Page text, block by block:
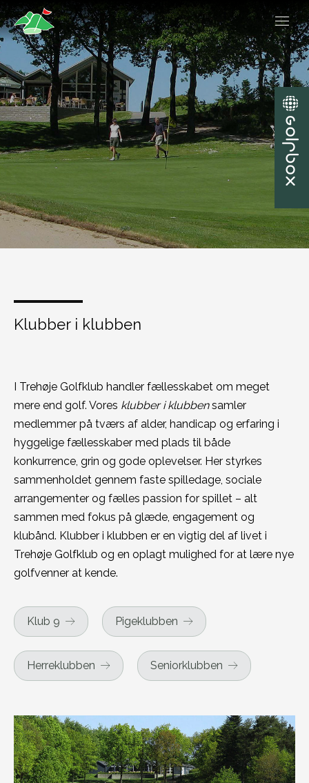
Klubber i klubben
I Trehøje Golfklub handler fællesskabet om meget
mere end golf. Vores klubber i klubbensamler
medlemmer på tværs af alder, handicap og erfaring i
hyggelige fællesskaber med plads til både
konkurrence, grin og gode oplevelser. Her styrkes
sammenholdet gennem faste spilledage, sociale
arrangementer og fælles passion for spillet – alt
sammen med fokus på glæde, engagement og
klubånd. Klubber i klubben er en vigtig del af livet i
Trehøje Golfklub og en oplagt mulighed for at lære nye
golfvenner at kende.
Klub 9 Pigeklubben
Herreklubben Seniorklubben